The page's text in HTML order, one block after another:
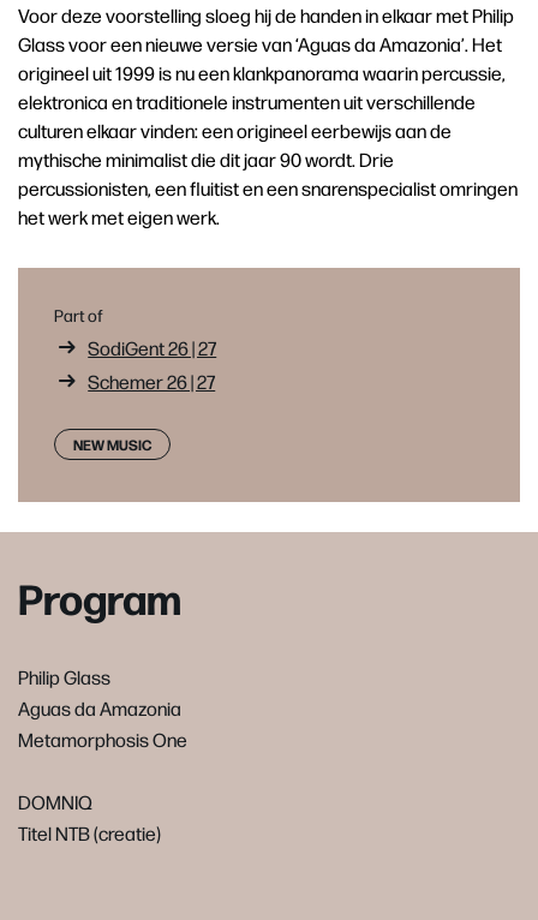
Voor deze voorstelling sloeg hij de handen in elkaar met Philip
Glass voor een nieuwe versie van ‘Aguas da Amazonia’. Het
origineel uit 1999 is nu een klankpanorama waarin percussie,
elektronica en traditionele instrumenten uit verschillende
culturen elkaar vinden: een origineel eerbewijs aan de
mythische minimalist die dit jaar 90 wordt. Drie
percussionisten, een fluitist en een snarenspecialist omringen
het werk met eigen werk.
Part of
SodiGent 26 | 27
Schemer 26 | 27
NEW MUSIC
Program
Philip Glass
Aguas da Amazonia
Metamorphosis One
DOMNIQ
Titel NTB (creatie)